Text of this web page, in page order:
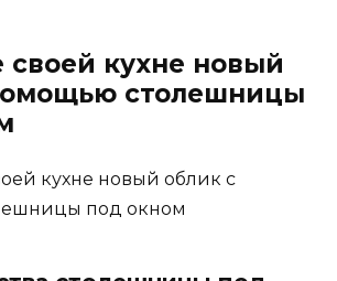
своей кухне новый
столешницы